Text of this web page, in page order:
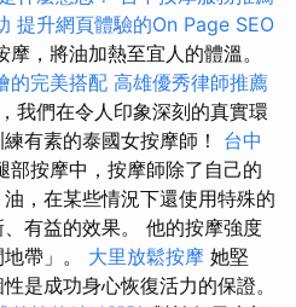
提升網頁體驗的On Page SEO
，將油加熱至宜人的體溫。
的完美搭配 高雄優秀律師推薦
我們在令人印象深刻的真實環
有素的泰國女按摩師！ 台中
部按摩中，按摩師除了自己的
，在某些情況下還使用特殊的
有益的效果。 他的按摩強度
帶」。 大里放鬆按摩 她堅
是成功身心恢復活力的保證。